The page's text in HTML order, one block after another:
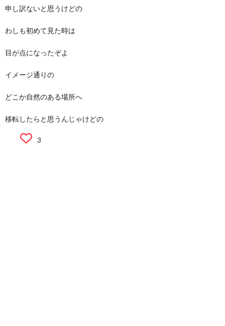
申し訳ないと思うけどの
わしも初めて見た時は
目が点になったぞよ
イメージ通りの
どこか自然のある場所へ
移転したらと思うんじゃけどの
3